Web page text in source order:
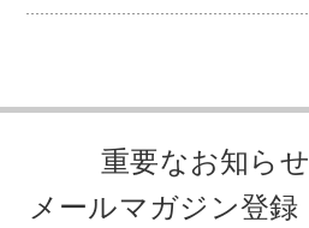
重要なお知らせ
メールマガジン登録